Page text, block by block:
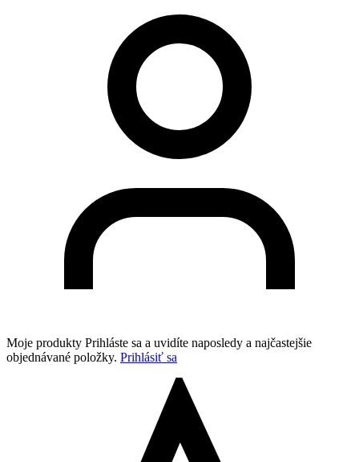
Moje produkty Prihláste sa a uvidíte naposledy a najčastejšie
objednávané položky. Prihlásiť sa